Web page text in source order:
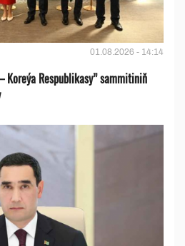
01.08.2026 - 14:14
Respublikasy” sammitiniň